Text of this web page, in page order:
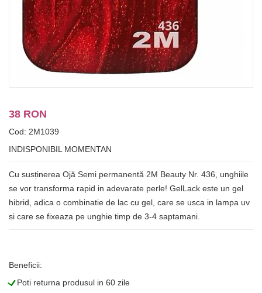
38 RON
Cod: 2M1039
INDISPONIBIL MOMENTAN
Cu susținerea Ojă Semi permanentă 2M Beauty Nr. 436, unghiile
se vor transforma rapid in adevarate perle! GelLack este un gel
hibrid, adica o combinatie de lac cu gel, care se usca in lampa uv
si care se fixeaza pe unghie timp de 3-4 saptamani.
Beneficii:
LPoti returna produsul in 60 zile